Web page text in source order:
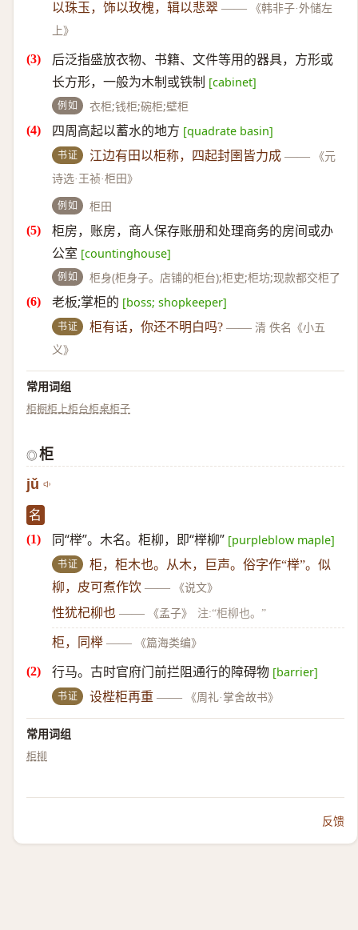
以珠玉，饰以玫槐，辑以悲翠 ——
《韩非子·外储左
上》
后泛指盛放衣物、书籍、文件等用的器具，方形或
长方形，一般为木制或铁制 [cabinet]
例如 衣柜;钱柜;碗柜;壁柜
四周高起以蓄水的地方 [quadrate basin]
书证 江边有田以柜称，四起封圉皆力成 ——
《元
诗选·王祯·柜田》
例如 柜田
柜房，账房，商人保存账册和处理商务的房间或办
公室 [countinghouse]
例如 柜身(柜身子。店铺的柜台);柜吏;柜坊;现款都交柜了
老板;掌柜的 [boss; shopkeeper]
书证 柜有话，你还不明白吗? —— 清 佚名《小五
义》
常用词组
柜橱柜上柜台柜桌柜子
◎ 柜
jǔ
名
同“榉”。木名。柜柳，即“榉柳” [purpleblow maple]
书证
柜，柜木也。从木，巨声。俗字作“榉”。似
柳，皮可煮作饮 —— 《说文》
性犹杞柳也 —— 《孟子》 注:“柜柳也。”
柜，同榉 —— 《篇海类编》
行马。古时官府门前拦阻通行的障碍物 [barrier]
书证 设梐柜再重 —— 《周礼·掌舍故书》
常用词组
柜柳
反馈